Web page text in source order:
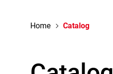
Home Catalog